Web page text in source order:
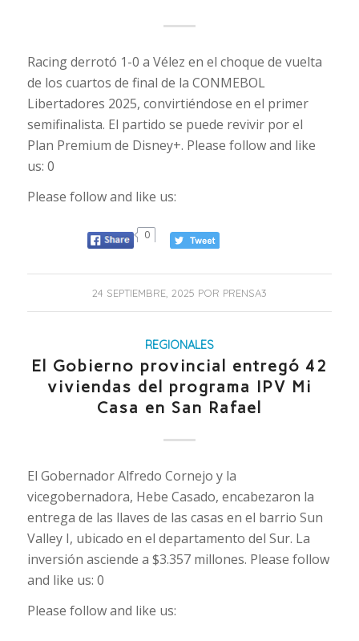
Racing derrotó 1-0 a Vélez en el choque de vuelta
de los cuartos de final de la CONMEBOL
Libertadores 2025, convirtiéndose en el primer
semifinalista. El partido se puede revivir por el
Plan Premium de Disney+. Please follow and like
us: 0
Please follow and like us:
0
24 SEPTIEMBRE, 2025 POR PRENSA3
REGIONALES
El Gobierno provincial entregó 42
viviendas del programa IPV Mi
Casa en San Rafael
El Gobernador Alfredo Cornejo y la
vicegobernadora, Hebe Casado, encabezaron la
entrega de las llaves de las casas en el barrio Sun
Valley I, ubicado en el departamento del Sur. La
inversión asciende a $3.357 millones. Please follow
and like us: 0
Please follow and like us: